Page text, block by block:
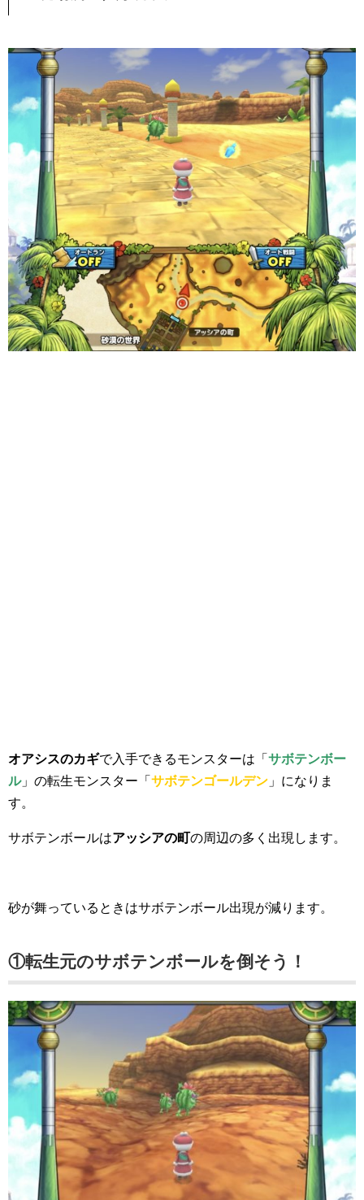
オアシスのカギで入手できるモンスターは「 サボテンボー
ル」の転生モンスター「 サボテンゴールデン 」になりま
す。
サボテンボールはアッシアの町の周辺の多く出現します。
砂が舞っているときはサボテンボール出現が減ります。
①転生元のサボテンボールを倒そう！